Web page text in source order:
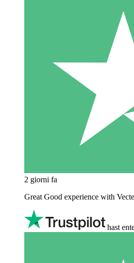
2 giorni fa
Great Good experience with
hast